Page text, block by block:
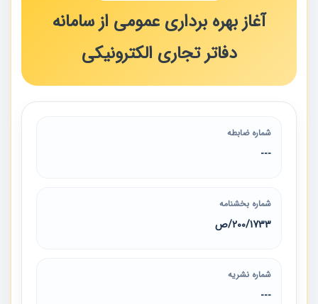
آغاز بهره برداری عمومی از سامانه
دفاتر تجاری الکترونیکی
شماره ضابطه
---
شماره بخشنامه
200/1733/ص
شماره نشریه
---